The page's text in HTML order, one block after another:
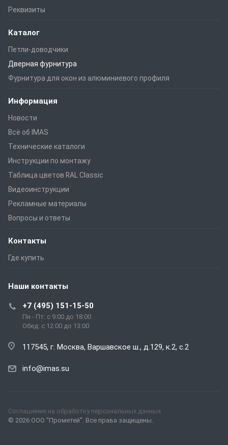
Реквизиты
Каталог
Петли-доводчики
Дверная фурнитура
Фурнитура для окон из алюминиевого профиля
Информация
Новости
Всё об IMAS
Технические каталоги
Инструкции по монтажу
Таблица цветов RAL Classic
Видеоинструкции
Рекламные материалы
Вопросы и ответы
Контакты
Где купить
Наши контакты
+7 (495) 151-15-50
Пн - Пт: с 9:00 до 18:00
Обед: с 12:00 до 13:00
117545, г. Москва, Варшавское ш., д.129, к.2, с.2
info@imas.su
Соглашение на обработку персональных данных
© 2026 ООО "Прометей". Все права защищены.